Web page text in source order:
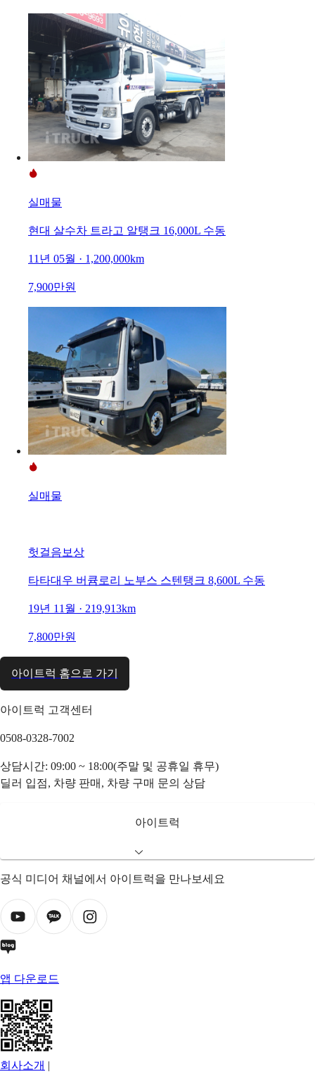
실매물
현대 살수차 트라고 알탱크 16,000L 수동
11년 05월 · 1,200,000km
7,900만원
실매물
헛걸음보상
타타대우 버큠로리 노부스 스텐탱크 8,600L 수동
19년 11월 · 219,913km
7,800만원
아이트럭 홈으로 가기
아이트럭 고객센터
0508-0328-7002
상담시간: 09:00 ~ 18:00(주말 및 공휴일 휴무)
딜러 입점, 차량 판매, 차량 구매 문의 상담
아이트럭
공식 미디어 채널에서 아이트럭을 만나보세요
앱 다운로드
회사소개 |